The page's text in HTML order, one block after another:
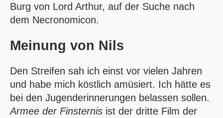
Burg von Lord Arthur, auf der Suche nach
dem Necronomicon.
Meinung von Nils
Den Streifen sah ich einst vor vielen Jahren
und habe mich köstlich amüsiert. Ich hätte es
bei den Jugenderinnerungen belassen sollen.
Armee der Finsternis ist der dritte Film der